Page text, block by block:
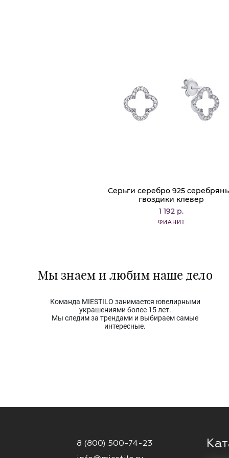
Серьги серебро 925
гвоздики клевер
1 192 р.
ФИАНИТ
Мы знаем и любим наше дело
Команда MIESTILO занимается ювелирными
украшениями более 15 лет.
Мы следим за трендами и выбираем самые
интересные.
8 (800) 500-74-23